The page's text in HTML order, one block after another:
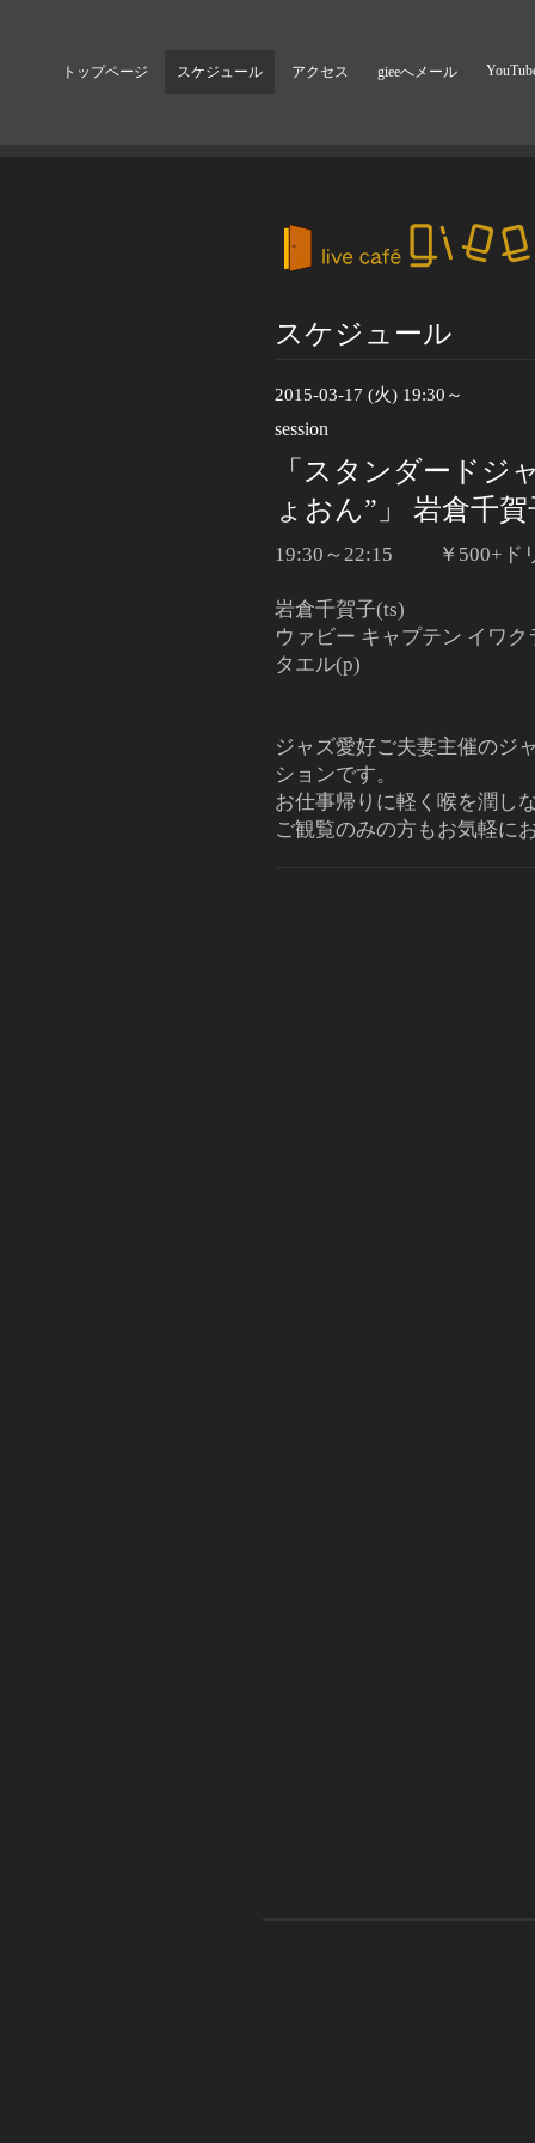
トップページ スケジュール アクセス gieeへメール
スケジュール
2015-03-17 (火) 19:30～
session
「スタンダードジ
ょおん”」 岩倉千賀
19:30～22:15 ￥500+ド
岩倉千賀子(ts)
ウァビー キャプテン イワク
タエル(p)
ジャズ愛好ご夫妻主催のジ
ションです。
お仕事帰りに軽く喉を潤
ご観覧のみの方もお気軽に